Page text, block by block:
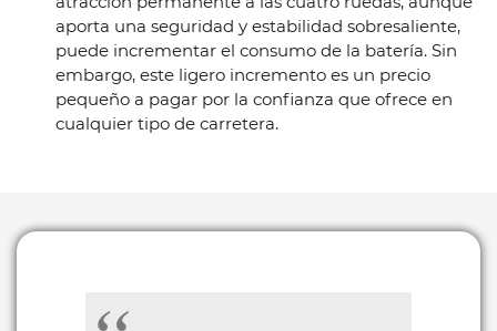
aporta una seguridad y estabilidad sobresaliente,
puede incrementar el consumo de la batería. Sin
embargo, este ligero incremento es un precio
pequeño a pagar por la confianza que ofrece en
cualquier tipo de carretera.